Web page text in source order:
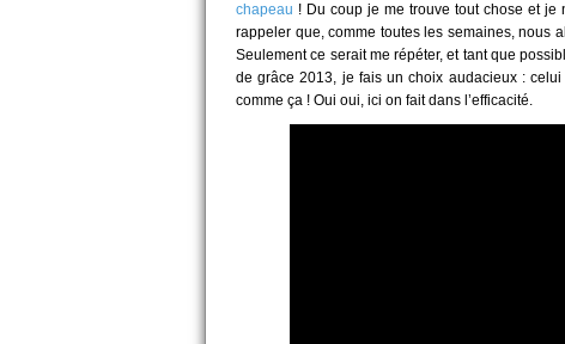
chapeau ! Du coup je me trouve tout chose et
rappeler que, comme toutes les semaines, nous
Seulement ce serait me répéter, et tant que
de grâce 2013, je fais un choix audacieux :
comme ça ! Oui oui, ici on fait dans l’efficacité.